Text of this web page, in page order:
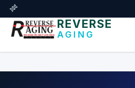
דלג לתוכן הראשי
🧬
REVERSE
AGING